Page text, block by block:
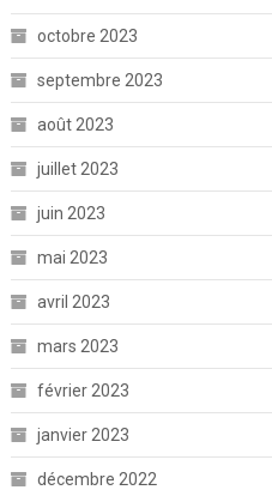
octobre 2023
septembre 2023
août 2023
juillet 2023
juin 2023
mai 2023
avril 2023
mars 2023
février 2023
janvier 2023
décembre 2022